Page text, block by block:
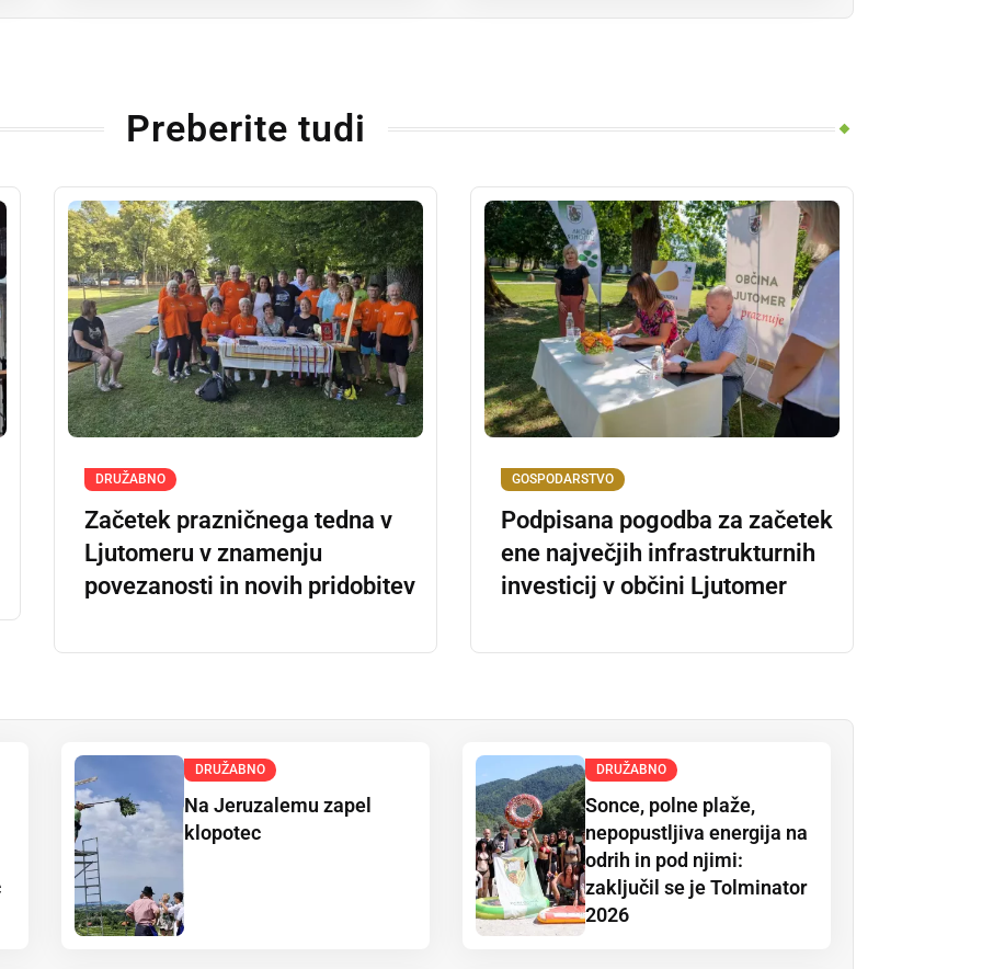
Preberite tudi
DRUŽABNO
Začetek prazničnega tedna v
Ljutomeru v znamenju
povezanosti in novih pridobitev
GOSPODARSTVO
Podpisana pogodba za začetek
ene največjih infrastrukturnih
investicij v občini Ljutomer
DRUŽABNO
Na Jeruzalemu zapel
klopotec
DRUŽABNO
Sonce, polne plaže,
nepopustljiva energija na
odrih in pod njimi:
zaključil se je Tolminator
2026